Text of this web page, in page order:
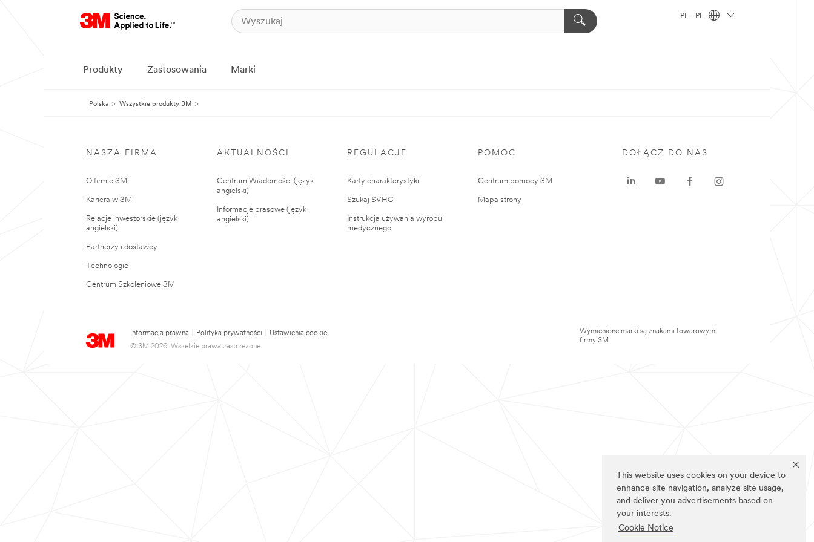
This website uses cookies on your device to
enhance site navigation, analyze site usage,
and deliver you advertisements based on
your interests.
Cookie Notice
PL - PL
Produkty Zastosowania Marki
Polska Wszystkie produkty 3M
NASZA FIRMA
O firmie 3M
Kariera w 3M
Relacje inwestorskie (język
angielski)
Partnerzy i dostawcy
Technologie
Centrum Szkoleniowe 3M
AKTUALNOŚCI
Centrum Wiadomości (język
angielski)
Informacje prasowe (język
angielski)
REGULACJE
Karty charakterystyki
Szukaj SVHC
Instrukcja używania wyrobu
medycznego
POMOC
Centrum pomocy 3M
Mapa strony
Informacja prawna Polityka prywatności
Ustawienia cookie
© 3M 2026. Wszelkie prawa zastrzeżone.
DOŁĄCZ DO NAS
Wymienione marki są znakami towarowymi
firmy 3M.